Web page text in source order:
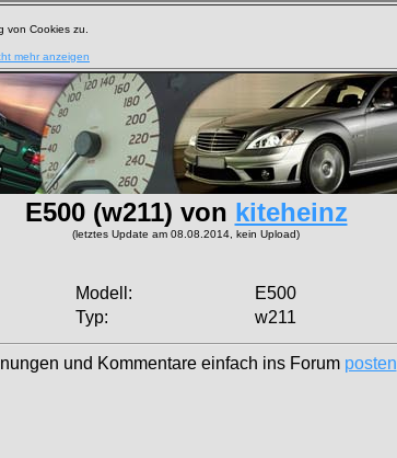
von Cookies zu.
mehr anzeigen
E500 (w211) von kiteheinz
(letztes Update am 08.08.2014, kein Upload)
Modell:
E500
Typ:
w211
und Kommentare einfach ins Forum posten